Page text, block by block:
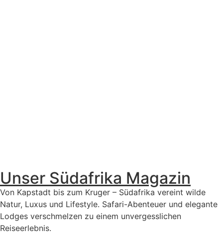
Unser Südafrika Magazin
Von Kapstadt bis zum Kruger – Südafrika vereint wilde
Natur, Luxus und Lifestyle. Safari-Abenteuer und elegante
Lodges verschmelzen zu einem unvergesslichen
Reiseerlebnis.